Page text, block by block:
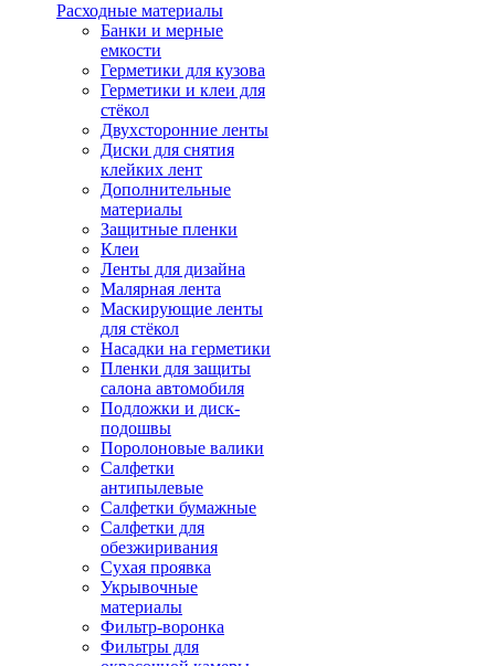
Расходные материалы
Банки и мерные
емкости
Герметики для кузова
Герметики и клеи для
стёкол
Двухсторонние ленты
Диски для снятия
клейких лент
Дополнительные
материалы
Защитные пленки
Клеи
Ленты для дизайна
Малярная лента
Маскирующие ленты
для стёкол
Насадки на герметики
Пленки для защиты
салона автомобиля
Подложки и диск-
подошвы
Поролоновые валики
Салфетки
антипылевые
Салфетки бумажные
Салфетки для
обезжиривания
Сухая проявка
Укрывочные
материалы
Фильтр-воронка
Фильтры для